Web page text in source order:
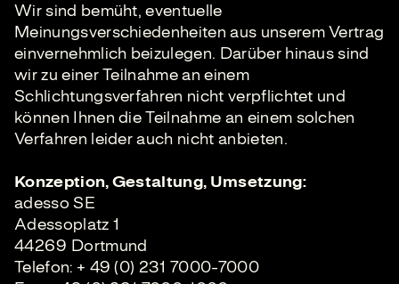
Wir sind bemüht, eventuelle
Meinungsverschiedenheiten aus unserem Vertrag
einvernehmlich beizulegen. Darüber hinaus sind
wir zu einer Teilnahme an einem
Schlichtungsverfahren nicht verpflichtet und
können Ihnen die Teilnahme an einem solchen
Verfahren leider auch nicht anbieten.
Konzeption, Gestaltung, Umsetzung:
adesso SE
Adessoplatz 1
44269 Dortmund
Telefon: + 49 (0) 231 7000-7000